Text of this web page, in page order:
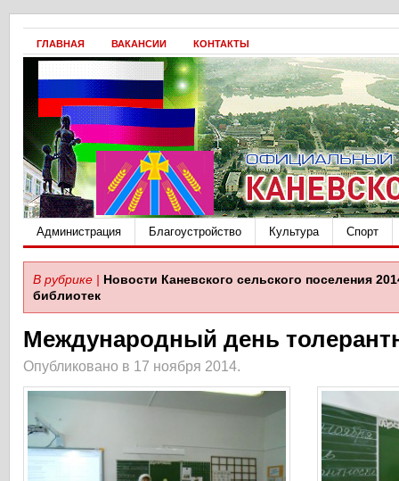
ГЛАВНАЯ ВАКАНСИИ КОНТАКТЫ
Администрация Благоустройство Культура Спорт
В рубрике | Новости Каневского сельского поселения
библиотек
Международный день
Опубликовано в 17 ноября 2014.